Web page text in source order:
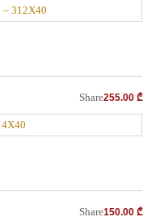
255.00 ₾
Share
150.00 ₾
Share